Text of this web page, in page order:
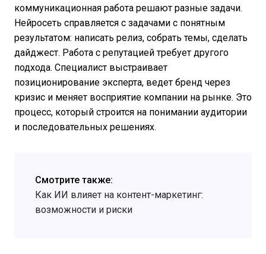
коммуникационная работа решают разные задачи.
Нейросеть справляется с задачами с понятным
результатом: написать релиз, собрать темы, сделать
дайджест. Работа с репутацией требует другого
подхода. Специалист выстраивает
позиционирование эксперта, ведет бренд через
кризис и меняет восприятие компании на рынке. Это
процесс, который строится на понимании аудитории
и последовательных решениях.
Смотрите также:
Как ИИ влияет на контент-маркетинг:
возможности и риски